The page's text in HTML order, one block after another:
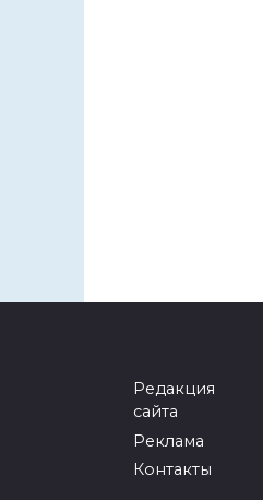
Редакция
сайта
Реклама
Контакты